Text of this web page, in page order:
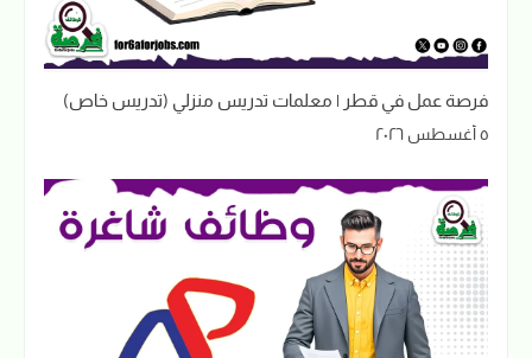
فرصة عمل في قطر | معلمات تدريس منزلي (تدريس خاص)
٥ أغسطس ٢٠٢٦